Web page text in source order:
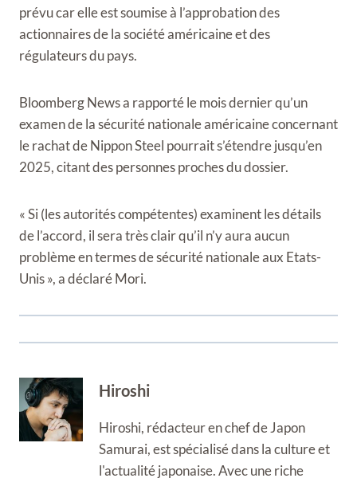
prévu car elle est soumise à l’approbation des
actionnaires de la société américaine et des
régulateurs du pays.
Bloomberg News a rapporté le mois dernier qu’un
examen de la sécurité nationale américaine concernant
le rachat de Nippon Steel pourrait s’étendre jusqu’en
2025, citant des personnes proches du dossier.
« Si (les autorités compétentes) examinent les détails
de l’accord, il sera très clair qu’il n’y aura aucun
problème en termes de sécurité nationale aux Etats-
Unis », a déclaré Mori.
Hiroshi
Hiroshi, rédacteur en chef de Japon
Samurai, est spécialisé dans la culture et
l'actualité japonaise. Avec une riche